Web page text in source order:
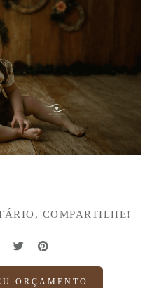
COMPARTILHE!
ORÇAMENTO